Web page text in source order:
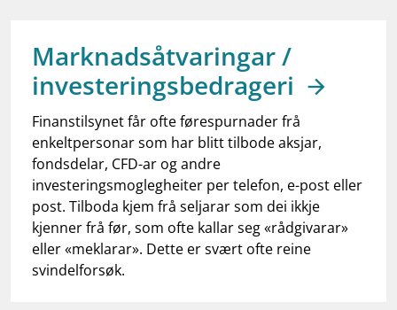
dashboardInformasjon for investorer
notifications_noneAbonner på nyhetsvarsel
Marknadsåtvaringar /
investeringsbedrageri
Finanstilsynet får ofte førespurnader frå
enkeltpersonar som har blitt tilbode aksjar,
fondsdelar, CFD-ar og andre
investeringsmoglegheiter per telefon, e-post eller
post. Tilboda kjem frå seljarar som dei ikkje
kjenner frå før, som ofte kallar seg «rådgivarar»
eller «meklarar». Dette er svært ofte reine
svindelforsøk.